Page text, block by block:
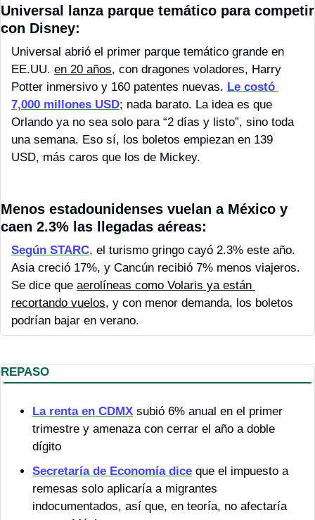
Universal lanza parque temático para competir
con Disney:
Universal abrió el primer parque temático grande en
EE.UU. en 20 años, con dragones voladores, Harry
Potter inmersivo y 160 patentes nuevas. Le costó
7,000 millones USD; nada barato. La idea es que
Orlando ya no sea solo para “2 días y listo”, sino toda
una semana. Eso sí, los boletos empiezan en 139
USD, más caros que los de Mickey.
Menos estadounidenses vuelan a México y
caen 2.3% las llegadas aéreas:
Según STARC, el turismo gringo cayó 2.3% este año.
Asia creció 17%, y Cancún recibió 7% menos viajeros.
Se dice que aerolíneas como Volaris ya están
recortando vuelos, y con menor demanda, los boletos
podrían bajar en verano.
REPASO
La renta en CDMX subió 6% anual en el primer
trimestre y amenaza con cerrar el año a doble
dígito
Secretaría de Economía dice que el impuesto a
remesas solo aplicaría a migrantes
indocumentados, así que, en teoría, no afectaría